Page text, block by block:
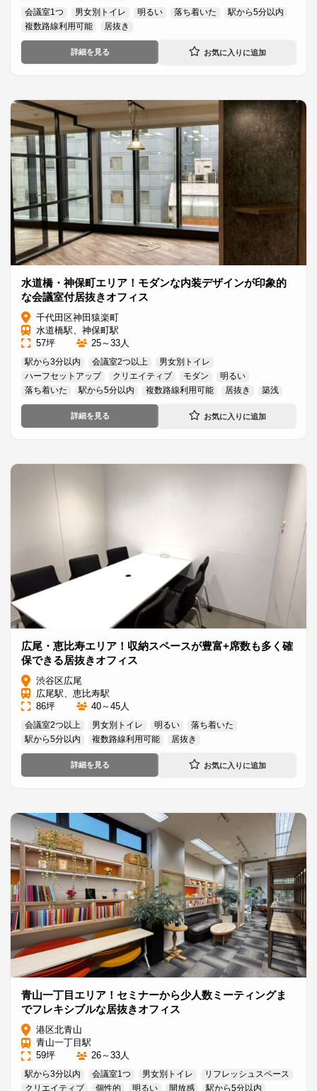
会議室1つ 男女別トイレ 明るい 落ち着いた
駅から5分以内
複数路線利用可能
居抜き
詳細を見る
水道橋・神保町エリア！モダンな内装デザインが印象的
な会議室付居抜きオフィス
千代田区神田猿楽町
水道橋駅、神保町駅
57坪
25～33人
駅から3分以内 会議室2つ以上
男女別トイレ
ハーフセットアップ
クリエイティブ モダン
明るい
落ち着いた
駅から5分以内 複数路線利用可能 居抜き 築浅
詳細を見る
広尾・恵比寿エリア！収納スペースが豊富+席数も多く確
保できる居抜きオフィス
渋谷区広尾
広尾駅、恵比寿駅
86坪
40～45人
会議室2つ以上 男女別トイレ 明るい
落ち着いた
駅から5分以内
複数路線利用可能 居抜き
詳細を見る
青山一丁目エリア！セミナーから少人数ミーティングま
でフレキシブルな居抜きオフィス
港区北青山
青山一丁目駅
59坪
26～33人
駅から3分以内 会議室1つ 男女別トイレ
リフレッシュスペース
クリエイティブ
個性的 明るい 開放感 駅から5分以内